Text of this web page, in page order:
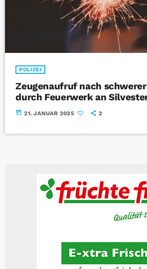
POLIZEI
Zeugenaufruf nach
durch Feuerwerk an
today 21. JANUAR 2025 2